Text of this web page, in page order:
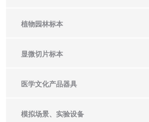
植物园林标本
显微切片标本
医学文化产品器具
模拟场景、实验设备